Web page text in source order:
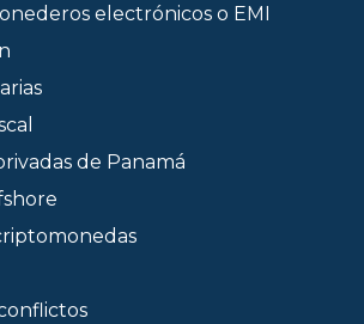
electrónicos o EMI
de Panamá